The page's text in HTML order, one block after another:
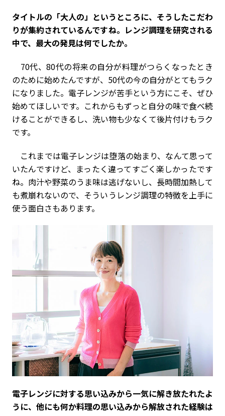
――タイトルの「大人の」というところに、そうしたこだわ
りが集約されているんですね。レンジ調理を研究される
中で、最大の発見は何でしたか。
70代、80代の将来の自分が料理がつらくなったとき
のために始めたんですが、50代の今の自分がとてもラク
になりました。電子レンジが苦手という方にこそ、ぜひ
始めてほしいです。これからもずっと自分の味で食べ続
けることができるし、洗い物も少なくて後片付けもラク
です。
これまでは電子レンジは堕落の始まり、なんて思って
いたんですけど、まったく違ってすごく楽しかったです
ね。肉汁や野菜のうま味は逃げないし、長時間加熱して
も煮崩れないので、そういうレンジ調理の特徴を上手に
使う面白さもあります。
――電子レンジに対する思い込みから一気に解き放たれたよ
うに、他にも何か料理の思い込みから解放された経験は